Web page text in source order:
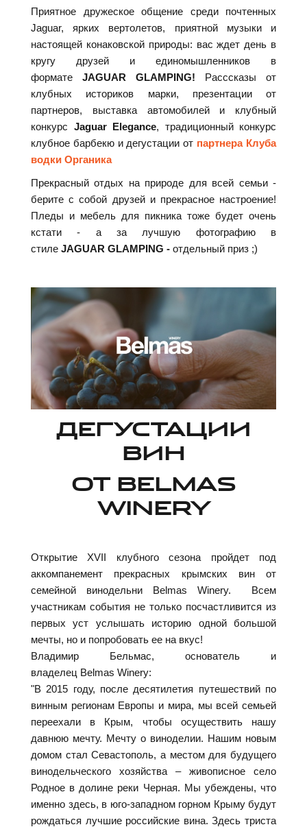
Приятное дружеское общение среди почтенных
Jaguar, ярких вертолетов, приятной музыки и
настоящей конаковской природы: вас ждет день в
кругу друзей и единомышленников в
формате JAGUAR GLAMPING! Расссказы от
клубных историков марки, презентации от
партнеров, выставка автомобилей и клубный
конкурс Jaguar Elegance, традиционный конкурс
клубное барбекю и дегустации от партнера Клуба
водки Органика
Прекрасный отдых на природе для всей семьи -
берите с собой друзей и прекрасное настроение!
Пледы и мебель для пикника тоже будет очень
кстати - а за лучшую фотографию в
стиле JAGUAR GLAMPING - отдельный приз ;)
ДЕГУСТАЦИИ
ВИН
ОТ BELMAS
WINERY
Открытие XVII клубного сезона пройдет под
аккомпанемент прекрасных крымских вин от
семейной винодельни Belmas Winery. Всем
участникам события не только посчастливится из
первых уст услышать историю одной большой
мечты, но и попробовать ее на вкус!
Владимир Бельмас, основатель и
владелец Belmas Winery:
"В 2015 году, после десятилетия путешествий по
винным регионам Европы и мира, мы всей семьей
переехали в Крым, чтобы осуществить нашу
давнюю мечту. Мечту о виноделии. Нашим новым
домом стал Севастополь, а местом для будущего
винодельческого хозяйства – живописное село
Родное в долине реки Черная. Мы убеждены, что
именно здесь, в юго-западном горном Крыму будут
рождаться лучшие российские вина. Здесь триста